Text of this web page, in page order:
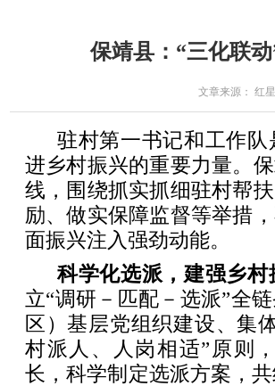
保靖县：“三化联
文章来源： 红
驻村第一书记和工作
进乡村振兴的重要力量。
线，围绕抓实抓细驻村帮
励、做实保障监督等举措
面振兴注入强劲动能。
科学化选派，建强乡村
立“调研－匹配－选派”全
区）基层党组织建设、集
村派人、人岗相适”原则
长，科学制定选派方案，